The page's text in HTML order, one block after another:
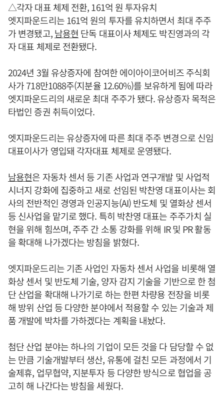
△각자 대표 체제 전환, 161억 원 투자유치
엣지파운드리는 161억 원의 투자를 유치하면서 최대 주주
가 변경됐고,남용현 단독 대표이사 체제도 박진영과의 각
자 대표 체제로 전환됐다.
2024년 3월 유상증자에 참여한 에이아이코어비즈 주식회
사가 718만1088주(지분율 12.60%)를 보유하게 됨에 따라
엣지파운드리의 새로운 최대 주주가 됐다. 유상증자 목적은
타법인 증권 취득이었다.
엣지파운드리는 유상증자에 따른 최대 주주 변경으로 신임
대표이사가 영입돼 각자대표 체제로 운영됐다.
남용현은 자동차 센서 등 기존 사업과 연구개발 및 사업적
시너지 강화에 집중하고 새로 선임된 박찬영 대표이사는 회
사의 전반적인 경영과 인공지능(AI) 반도체 및 열화상 센서
등 신사업을 맡기로 했다. 특히 박찬영 대표는 주주가치 실
현을 위해 힘쓰며, 주주 간 소통 강화를 위해 IR 및 PR 활동
을 확대해 나가겠다는 방침을 밝혔다.
엣지파운드리는 기존 사업인 자동차 센서 사업을 비롯해 열
화상 센서 및 반도체 기술, 양자 감지 기술을 기반으로 한 첨
단 산업을 확대해 나가기로 하는 한편 차량용 전장을 비롯
해 방위 산업 등 다양한 분야에서 적용할 수 있는 기술과 제
품 개발에 박차를 가하겠다는 계획을 내놨다.
첨단 산업 분야는 하나의 기업이 모든 것을 다 담당할 수 없
는 만큼 기술개발부터 생산, 유통에 걸친 모든 과정에서 기
술제휴, 업무협약, 지분투자 등 다양한 방식으로 협업을 공
고히 해 나간다는 방침을 세웠다.